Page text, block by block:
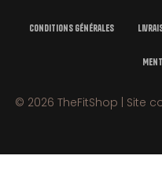
Conditions Générales
© 2026 TheFitShop | Site